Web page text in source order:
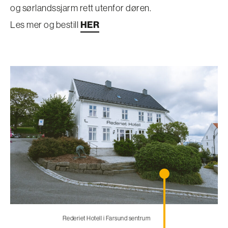
og sørlandssjarm rett utenfor døren.
Les mer og bestill HER
Rederiet Hotell i Farsund sentrum